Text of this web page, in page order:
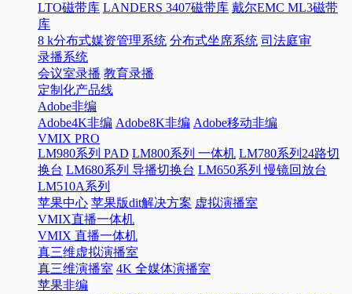
LTO磁带库 LANDERS 3407磁带库 戴尔EMC ML3磁带
库
8 k分布式媒资管理系统 分布式坐席系统 司法庭审
录播系统
会议室录播 教育录播
定制化产品线
Adobe非编
Adobe4K非编 Adobe8K非编 Adobe移动非编
VMIX PRO
LM980系列 PAD LM800系列 一体机 LM780系列24路切
换台 LM680系列 导播切换台 LM650系列 慢镜回放台
LM510A系列
苹果中心 苹果版dit解决方案 虚拟演播室
VMIX直播一体机
VMIX 直播一体机
真三维虚拟演播室
真三维演播室 4K 全媒体演播室
苹果非编